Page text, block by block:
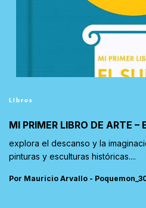
Libros
MI PRIMER LIBRO DE ARTE –
explora el descanso y la
pinturas y esculturas históricas....
Por Mauricio Arvallo -